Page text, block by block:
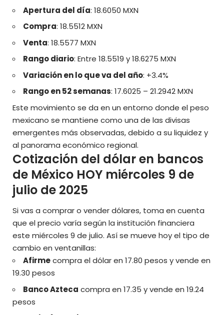
Apertura del día: 18.6050 MXN
Compra: 18.5512 MXN
Venta: 18.5577 MXN
Rango diario: Entre 18.5519 y 18.6275 MXN
Variación en lo que va del año: +3.4%
Rango en 52 semanas: 17.6025 – 21.2942 MXN
Este movimiento se da en un entorno donde el peso
mexicano se mantiene como una de las divisas
emergentes más observadas, debido a su liquidez y
al panorama económico regional.
Cotización del dólar en bancos
de México HOY miércoles 9 de
julio de 2025
Si vas a comprar o vender dólares, toma en cuenta
que el precio varía según la institución financiera
este miércoles 9 de julio. Así se mueve hoy el tipo de
cambio en ventanillas:
Afirmecompra el dólar en 17.80 pesos y vende en
19.30 pesos
Banco Azteca compra en 17.35 y vende en 19.24
pesos